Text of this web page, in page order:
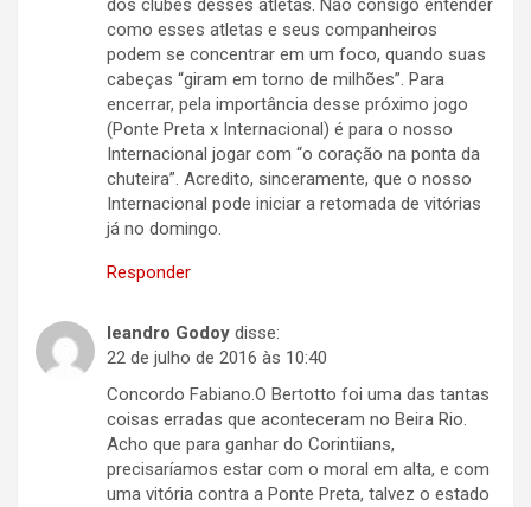
dos clubes desses atletas. Não consigo entender
como esses atletas e seus companheiros
podem se concentrar em um foco, quando suas
cabeças “giram em torno de milhões”. Para
encerrar, pela importância desse próximo jogo
(Ponte Preta x Internacional) é para o nosso
Internacional jogar com “o coração na ponta da
chuteira”. Acredito, sinceramente, que o nosso
Internacional pode iniciar a retomada de vitórias
já no domingo.
Responder
leandro Godoy disse:
22 de julho de 2016 às 10:40
Concordo Fabiano.O Bertotto foi uma das tantas
coisas erradas que aconteceram no Beira Rio.
Acho que para ganhar do Corintiians,
precisaríamos estar com o moral em alta, e com
uma vitória contra a Ponte Preta, talvez o estado